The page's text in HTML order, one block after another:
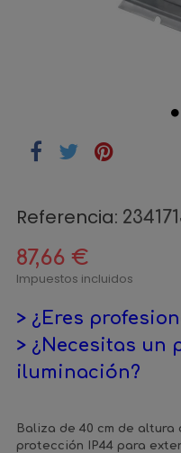
Referencia:
87,66 €
Impuestos incluidos
> ¿Eres
> ¿Necesitas un
iluminación?
Baliza de 40 cm de altura
protección IP44 para